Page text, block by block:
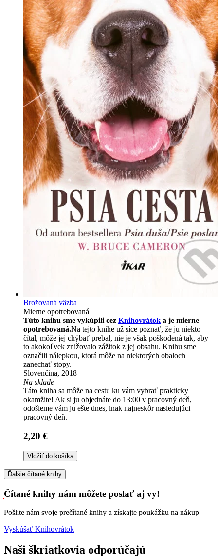
Brožovaná väzba
Mierne opotrebovaná
Túto knihu sme vykúpili cez Knihovrátok a je mierne
opotrebovaná.Na tejto knihe už síce poznať, že ju niekto
čítal, môže jej chýbať prebal, nie je však poškodená tak, aby
to akokoľvek znižovalo zážitok z jej obsahu. Knihu sme
označili nálepkou, ktorá môže na niektorých obaloch
zanechať stopy.
Slovenčina, 2018
Na sklade
Táto kniha sa môže na cestu ku vám vybrať prakticky
okamžite! Ak si ju objednáte do 13:00 v pracovný deň,
odošleme vám ju ešte dnes, inak najneskôr nasledujúci
pracovný deň.
2,20 €
Vložiť do košíka
Ďalšie čítané knihy
Čítané knihy nám môžete poslať aj vy!
Pošlite nám svoje prečítané knihy a získajte poukážku na nákup.
Vyskúšať Knihovrátok
Naši škriatkovia odporúčajú